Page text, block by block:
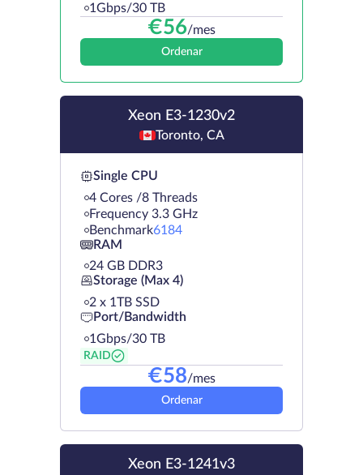
1Gbps/30 TB
€56/mes
Ordenar
Xeon E3-1230v2
Toronto, CA
Single CPU
4 Cores /8 Threads
Frequency 3.3 GHz
Benchmark6184
RAM
24 GB DDR3
Storage (Max 4)
2 х 1TB SSD
Port/Bandwidth
1Gbps/30 TB
RAID
€58/mes
Ordenar
Xeon E3-1241v3